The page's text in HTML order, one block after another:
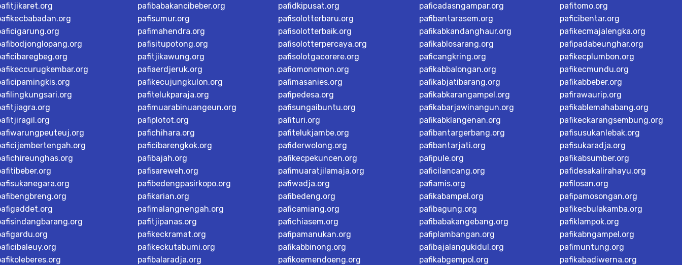
pafibabakancibeber.org
pafisumur.org
pafimahendra.org
pafisitupotong.org
pafitjikawung.org
pafiaerdjeruk.org
pafikecujungkulon.org
pafitelukparaja.org
pafimuarabinuangeun.org
pafiplotot.org
pafichihara.org
paficibarengkok.org
pafibajah.org
pafisareweh.org
pafibedengpasirkopo.org
pafikarian.org
pafimalangnengah.org
pafitjipanas.org
pafikeckramat.org
pafikeckutabumi.org
pafibalaradja.org
pafidkipusat.org
pafisolotterbaru.org
pafisolotterbaik.org
pafisolotterpercaya.org
pafisolotgacorere.org
pafiomonomon.org
pafimasanies.org
pafipedesa.org
pafisungaibuntu.org
pafituri.org
pafitelukjambe.org
pafiderwolong.org
pafikecpekuncen.org
pafimuaratjilamaja.org
pafiwadja.org
pafibedeng.org
paficamiang.org
pafichiasem.org
pafipamanukan.org
pafikabbinong.org
pafikoemendoeng.org
paficadasngampar.org
pafibantarasem.org
pafikabkandanghaur.org
pafikablosarang.org
paficangkring.org
pafikabbalongan.org
pafikabjatibarang.org
pafikabkarangampel.org
pafikabarjawinangun.org
pafikabklangenan.org
pafibantargerbang.org
pafibantarjati.org
pafipule.org
paficilancang.org
pafiamis.org
pafikabampel.org
pafibagung.org
pafibabakangebang.org
pafiplambangan.org
pafibajalangukidul.org
pafikabgempol.org
pafitomo.org
paficibentar.org
pafikecmajalengka.org
pafipadabeunghar.org
pafikecplumbon.org
pafikecmundu.org
pafikabbeber.org
pafirawaurip.org
pafikablemahabang.org
pafikeckarangsembung.org
pafisusukanlebak.org
pafisukaradja.org
pafikabsumber.org
pafidesakalirahayu.org
pafilosan.org
pafipamosongan.org
pafikecbulakamba.org
pafiklampok.org
pafikabngampel.org
pafimuntung.org
pafikabadiwerna.org